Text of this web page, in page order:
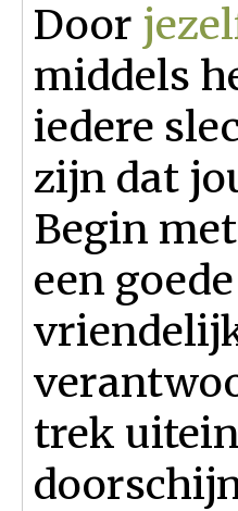
Door
middels
iedere
zijn dat
Begin
een
trek